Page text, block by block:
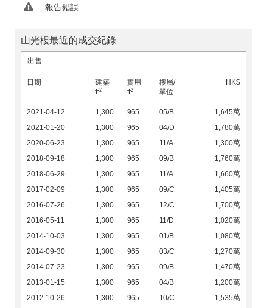
報告錯誤
山光樓最近的成交紀錄
出售
日期
建築
ft2
實用
ft2
樓層/
單位
HK$
2021-04-12 1,300 965 05/B
1,645萬
2021-01-20
1,300 965 04/D
1,780萬
2020-06-23
1,300 965 11/A
1,300萬
2018-09-18
1,300 965 09/B
1,760萬
2018-06-29
1,300 965 11/A
1,660萬
2017-02-09
1,300 965 09/C
1,405萬
2016-07-26
1,300 965 12/C
1,700萬
2016-05-11
1,300 965 11/D
1,020萬
2014-10-03
1,300 965 01/B
1,080萬
2014-09-30
1,300 965 03/C
1,270萬
2014-07-23
1,300 965 09/B
1,470萬
2013-01-15
1,300 965 04/B
1,200萬
2012-10-26
1,300 965 10/C 1,535萬